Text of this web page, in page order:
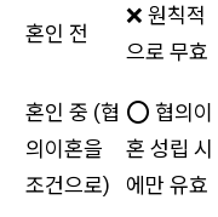
혼인 전
❌ 원칙적
으로 무효
혼인 중 (협
의이혼을
조건으로)
⭕ 협의이
혼 성립 시
에만 유효